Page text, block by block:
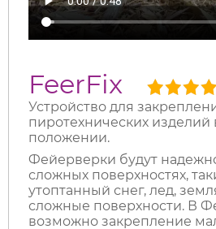
FeerFix
Устройство для
пиротехнических изделий
положении.
Фейерверки будут
сложных поверхностях,
утоптанный снег, лед,
сложные поверхности. В
возможно закрепление